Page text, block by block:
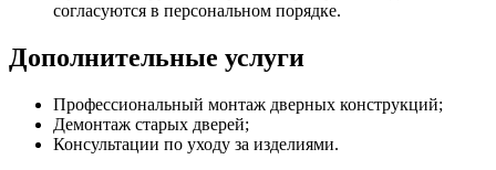
согласуются в персональном порядке.
Дополнительные услуги
Профессиональный монтаж дверных конструкций;
Демонтаж старых дверей;
Консультации по уходу за изделиями.